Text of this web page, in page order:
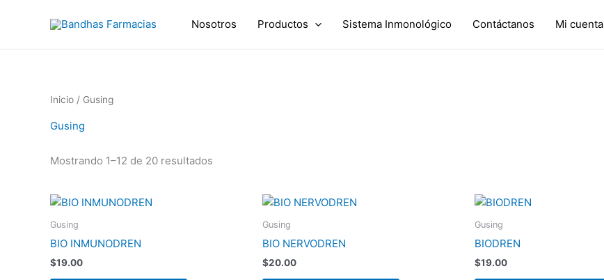
Nosotros Productos Sistema Inmonológico Contáctanos Mi cuenta
Inicio / Gusing
Gusing
Mostrando 1–12 de 20 resultados
Gusing
BIO INMUNODREN
$19.00
Gusing
BIO NERVODREN
$20.00
Gusing
BIODREN
$19.00